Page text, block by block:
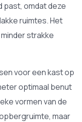
past, omdat deze
ruimtes. Het
strakke
voor een kast op
optimaal benut
vormen van de
maar